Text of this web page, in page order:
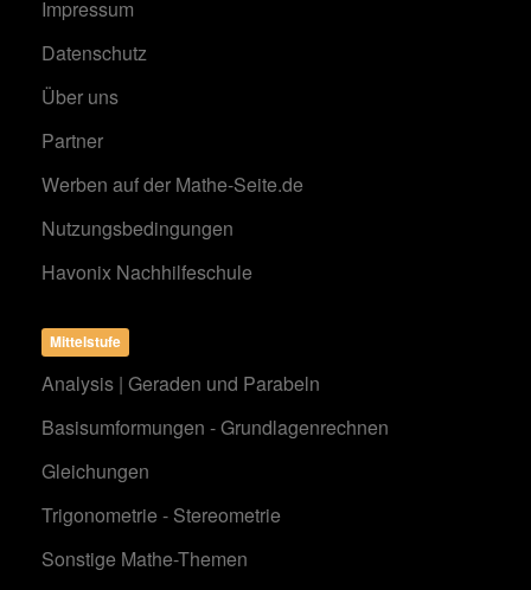
Impressum
Datenschutz
Über uns
Partner
Werben auf der Mathe-Seite.de
Nutzungsbedingungen
Havonix Nachhilfeschule
Mittelstufe
Analysis | Geraden und Parabeln
Basisumformungen - Grundlagenrechnen
Gleichungen
Trigonometrie - Stereometrie
Sonstige Mathe-Themen